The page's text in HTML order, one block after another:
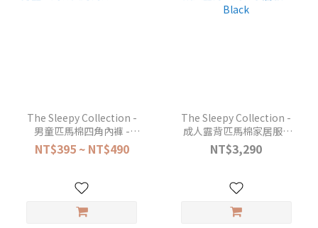
The Sleepy Collection -
男童匹馬棉四角內褲 -
Sand
NT$395 ~ NT$490
The Sleepy Collection -
成人露背匹馬棉家居服 -
Black
NT$3,290